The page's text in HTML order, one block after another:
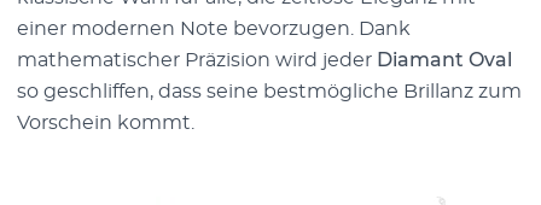
einer modernen Note bevorzugen. Dank
mathematischer Präzision wird jeder Diamant Oval
so geschliffen, dass seine bestmögliche Brillanz zum
Vorschein kommt.